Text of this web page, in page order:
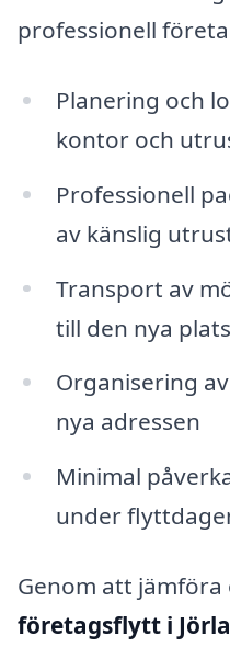
professionell
Planering och
kontor och
Professionell
av känslig
Transport av
till den nya
Organisering
nya adressen
Minimal
under
Genom att
företagsflytt i